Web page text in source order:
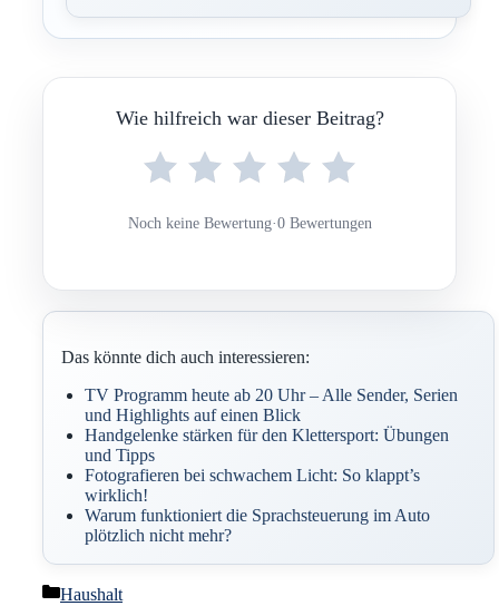
Wie hilfreich war dieser Beitrag?
Noch keine Bewertung·0 Bewertungen
Das könnte dich auch interessieren:
TV Programm heute ab 20 Uhr – Alle Sender, Serien
und Highlights auf einen Blick
Handgelenke stärken für den Klettersport: Übungen
und Tipps
Fotografieren bei schwachem Licht: So klappt’s
wirklich!
Warum funktioniert die Sprachsteuerung im Auto
plötzlich nicht mehr?
Kategorien
Haushalt